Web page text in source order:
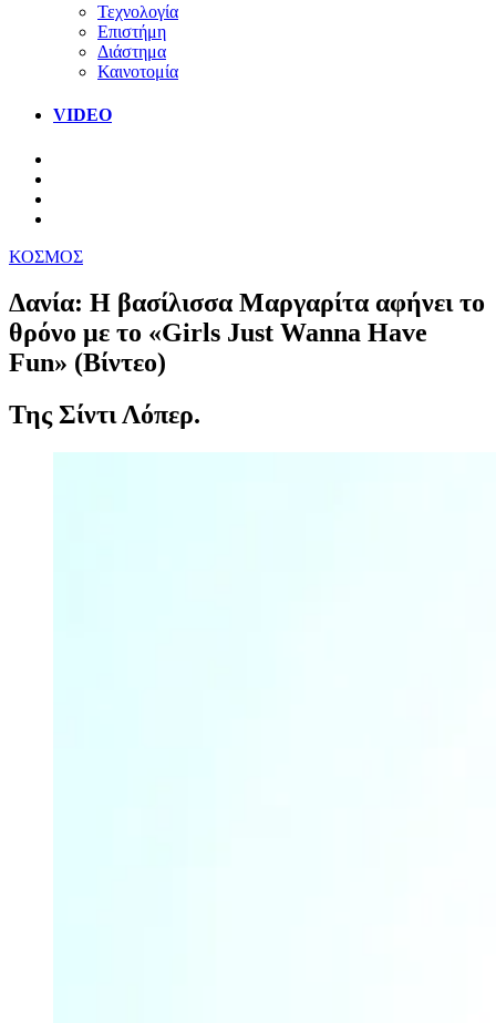
Τεχνολογία
Επιστήμη
Διάστημα
Καινοτομία
VIDEO
ΚΟΣΜΟΣ
Δανία: Η βασίλισσα Μαργαρίτα αφήνει το
θρόνο με το «Girls Just Wanna Have
Fun» (Βίντεο)
Της Σίντι Λόπερ.